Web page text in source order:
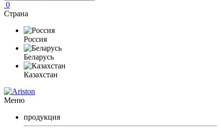
0
Страна
Россия
Беларусь
Казахстан
Меню
продукция